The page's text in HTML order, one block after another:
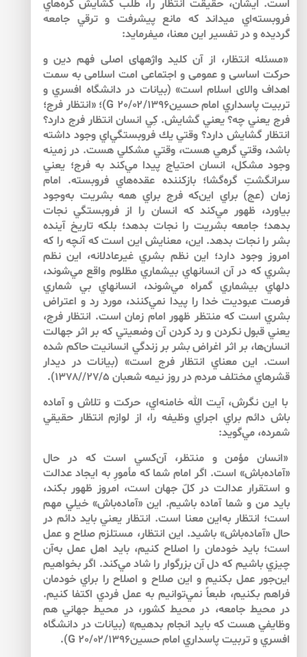
است. ايشان، حقيقت انتظار را، طلب گشايش گره‌هاي
فروبسته‌اي مي‏داند كه مانع پيشرفت و ترقي جامعه
گرديده و در تفسير اين معنا، مي‏فرمايد:
«مسئله ‏انتظار، از آن كليد واژه‏هاى اصلى فهم دين و
حركت اساسى و عمومى و اجتماعى امت اسلامى به ‌سمت
اهداف والاى اسلام است» (بيانات در دانشگاه افسري و
تربيت پاسداري امام حسينG 20/۰۲/1396)؛ «انتظار فرج؛
فرج يعني چه؟ يعني گشايش. كِي انسان انتظار فرج دارد؟
انتظار گشايش دارد؟ وقتي يك فروبستگي‌اي وجود داشته
باشد، وقتي گرهي هست، وقتي مشكلي هست. در زمينه‌
وجود مشكل، انسان احتياج پيدا مي‌كند به‌ فرج؛ يعني
سرانگشتِ گره‌گشا؛ بازكننده‌ عقده‌هاي فروبسته. امام
زمان (عج) براي اين‌كه فرج براي همه‌ بشريت به‌وجود
بياورد، ظهور مي‌كند كه انسان را از فروبستگي نجات
بدهد؛ جامعه‌ بشريت را نجات بدهد؛ بلكه تاريخ آينده‌
بشر را نجات بدهد. اين، معنايش اين است كه آنچه را كه
امروز وجود دارد؛ اين نظم بشري غيرعادلانه، اين نظم
بشري كه در آن انسان­هاي بيشماري مظلوم واقع مي‌شوند،
دل­هاي بيشماري گمراه مي‌شوند، انسان‏هاي بي شماري
فرصت عبوديت خدا را پيدا نمي‌كنند، مورد رد و اعتراض
بشري است كه منتظر ظهور امام زمان است. انتظار فرج،
يعني قبول نكردن و رد كردن آن وضعيتي كه بر اثر جهالت
انسان‌ها، بر اثر اغراض بشر بر زندگي انسانيت حاكم شده
است. اين معناي انتظار فرج است» (بيانات در ديدار
قشرهاي مختلف مردم‌ در روز نيمه‌ شعبان 27/5//1378).
با اين نگرش، آيت الله خامنه‌اي، حركت و تلاش و آماده
باش دائم براي اجراي وظيفه را، از لوازم انتظار حقيقي
شمرده، مي‌گويد:
«انسان مؤمن و منتظر، آن‌كسي است كه در حال
«آماده‌باش» است. اگر امام شما كه مأمورِ به ‌ايجاد عدالت
و استقرار عدالت در كلّ جهان است، امروز ظهور بكند،
بايد من و شما آماده باشيم. اين «آماده‌باش» خيلي مهم
است؛ انتظار به‌اين معنا است. انتظار يعني بايد دائم در
حال «آماده‌باش» باشيد. اين انتظار، مستلزم صلاح و عمل
است؛ بايد خودمان را اصلاح كنيم، بايد اهل عمل به‌آن
چيزي باشيم كه دل آن بزرگوار را شاد مي‌كند. اگر بخواهيم
اين‌جور عمل بكنيم و اين صلاح و اصلاح را براي خودمان
فراهم بكنيم، طبعاً نمي‌توانيم به ‌عمل فردي اكتفا كنيم.
در محيط جامعه، در محيط كشور، در محيط جهاني هم
وظايفي هست كه بايد انجام بدهيم» (بيانات در دانشگاه
افسري و تربيت پاسداري امام حسينG 20/۰۲/1396).